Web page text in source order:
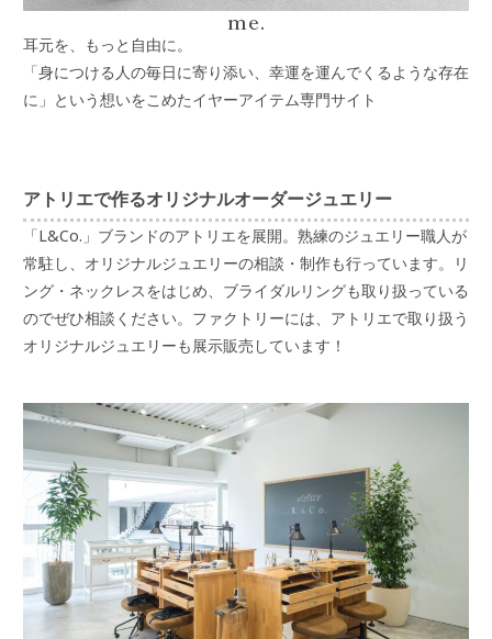
me.
耳元を、もっと自由に。
「身につける人の毎日に寄り添い、幸運を運んでくるような存在
に」という想いをこめたイヤーアイテム専門サイト
アトリエで作るオリジナルオーダージュエリー
「L&Co.」ブランドのアトリエを展開。熟練のジュエリー職人が
常駐し、オリジナルジュエリーの相談・制作も行っています。リ
ング・ネックレスをはじめ、ブライダルリングも取り扱っている
のでぜひ相談ください。ファクトリーには、アトリエで取り扱う
オリジナルジュエリーも展示販売しています！